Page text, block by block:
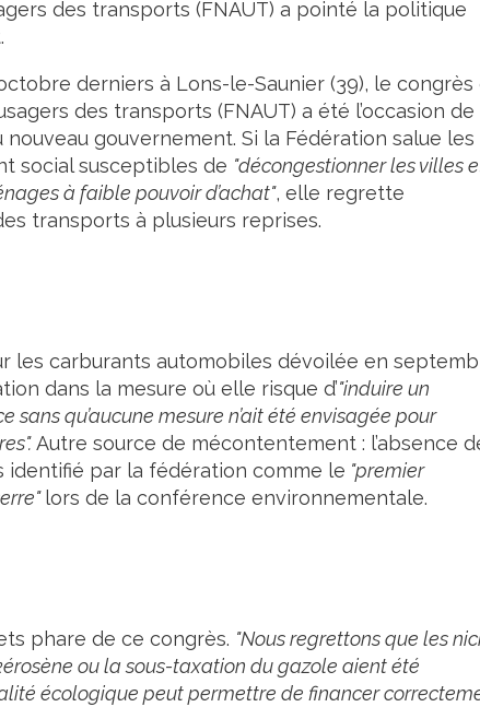
des transports (FNAUT) a pointé la politique
derniers à Lons-le-Saunier (39), le congrès
des transports (FNAUT) a été l’occasion de
gouvernement. Si la Fédération salue les
social susceptibles de "décongestionner les villes
à faible pouvoir d’achat", elle regrette
transports à plusieurs reprises.
les carburants automobiles dévoilée en
dans la mesure où elle risque d’"induire un
qu’aucune mesure n’ait été envisagée pour
Autre source de mécontentement : l’absence
par la fédération comme le "premier
lors de la conférence environnementale.
phare de ce congrès. "Nous regrettons que les
ou la sous-taxation du gazole aient été
écologique peut permettre de financer